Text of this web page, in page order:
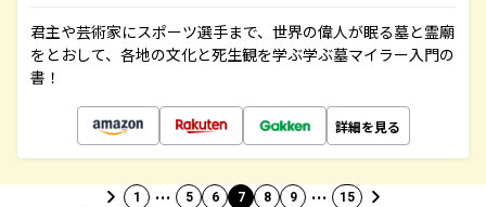
君主や芸術家にスポーツ選手まで、世界の偉人が眠る墓と霊廟
をとおして、各地の文化と死生観を学ぶ学ぶ墓マイラー入門の
書！
詳細を見る
1 … 5 6 7 8 9 … 15